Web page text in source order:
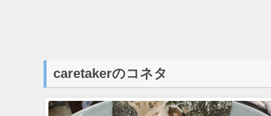
caretakerのコネタ